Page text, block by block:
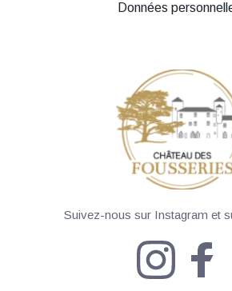
Données
Suivez-nous sur Instagram et